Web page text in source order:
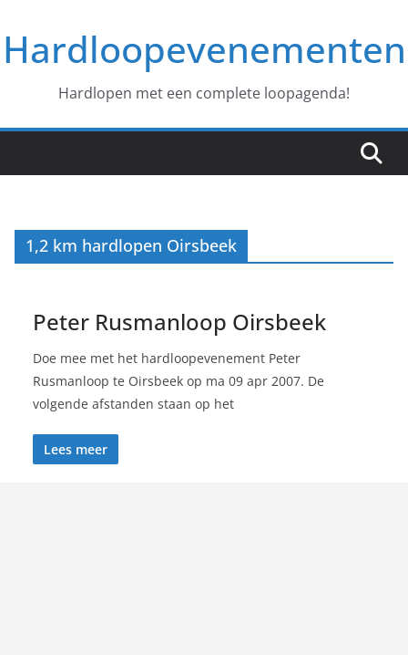
naar
deHardloopevenementen
Hardlopen met een complete loopagenda!
1,2 km hardlopen Oirsbeek
Peter Rusmanloop Oirsbeek
Doe mee met het hardloopevenement Peter
Rusmanloop te Oirsbeek op ma 09 apr 2007. De
volgende afstanden staan op het
Lees meer